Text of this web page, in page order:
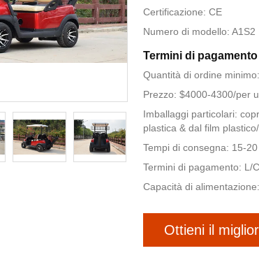
Certificazione: CE
Numero di modello: A1S2
Termini di
Quantità di ordine
Prezzo: $4000-4300/per
Imballaggi particolari:
plastica & dal film
Tempi di consegna: 15-
Termini di pagamento: L/
Capacità di
Ottieni il